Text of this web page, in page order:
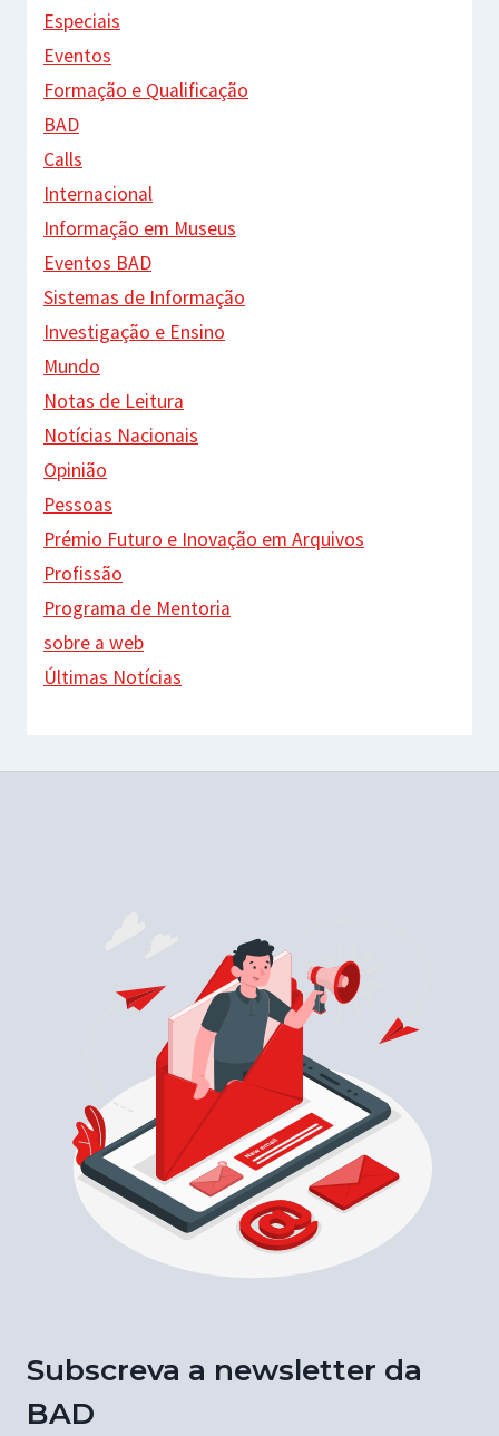
Especiais
Eventos
Formação e Qualificação
BAD
Calls
Internacional
Informação em Museus
Eventos BAD
Sistemas de Informação
Investigação e Ensino
Mundo
Notas de Leitura
Notícias Nacionais
Opinião
Pessoas
Prémio Futuro e Inovação em Arquivos
Profissão
Programa de Mentoria
sobre a web
Últimas Notícias
Subscreva a newsletter da
BAD